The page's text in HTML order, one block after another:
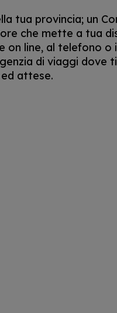
tua provincia; un
che mette a tua
on line, al telefono o
di viaggi dove
attese.